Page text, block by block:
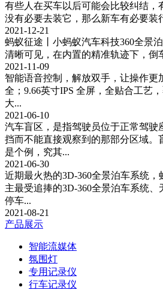
有些人在买车以后可能会比较纠结，
没有必要去装它，那么新车有必要装
2021-12-21
蚂蚁征途丨小蚂蚁汽车科技360全景
清晰可见，在内置的精准轨迹下，倒
2021-11-09
智能语音控制，解放双手，让操作更
全；9.66英寸IPS 全屏，全贴合工艺
大...
2021-06-10
汽车盲区，是指驾驶员位于正常驾驶
挡而不能直接观察到的那部分区域。
是个例，究其...
2021-06-30
近期最火热的3D-360全景泊车系统
主最受追捧的3D-360全景泊车系统、
停车...
2021-08-21
产品展示
智能流媒体
氛围灯
专用记录仪
行车记录仪